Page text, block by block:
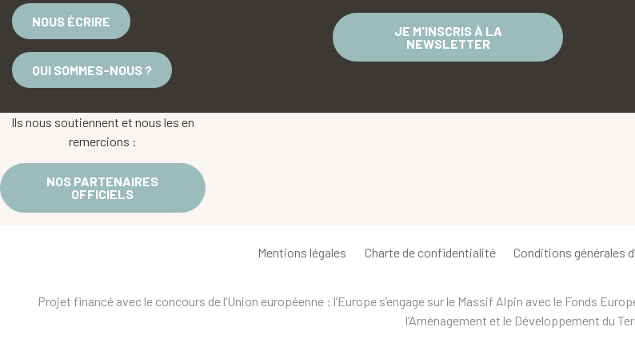
NOUS ÉCRIRE
QUI SOMMES-NOUS ?
JE M'INSCRIS À LA
NEWSLETTER
Ils nous soutiennent et nous les en
remercions :
NOS PARTENAIRES
OFFICIELS
Mentions légales Charte de confidentialité Conditions générales
Projet financé avec le concours de l’Union européenne : l’Europe s’engage sur le Massif Alpin avec le Fonds
l’Aménagement et le Développement du